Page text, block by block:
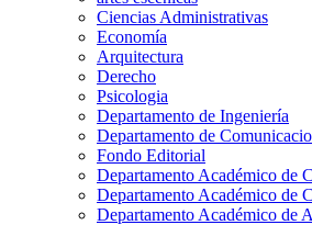
Ciencias Administrativas
Economía
Arquitectura
Derecho
Psicologia
Departamento de Ingeniería
Departamento de
Fondo Editorial
Departamento Académico de
Departamento Académico de
Departamento Académico de